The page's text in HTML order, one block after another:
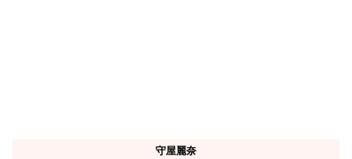
守屋麗奈